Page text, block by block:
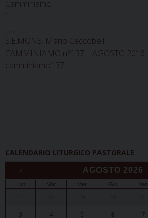
Camminiamo
S.E.MONS. Mario Ceccobelli
CAMMINIAMO n°137 – AGOSTO 2016
camminiamo137
CALENDARIO LITURGICO PASTORALE
‹ AGOSTO 2026
Lun Mar Mer Gio Ven
3 4 5 6 7